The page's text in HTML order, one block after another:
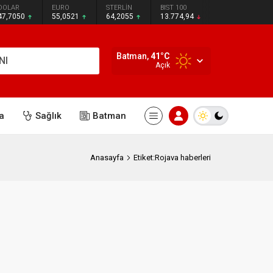
EURO
55,0521
STERLİN
64,2055
BIST 100
13.774,94
Batman,41°C
Açık
Sağlık Batman
Anasayfa Etiket:Rojava haberleri